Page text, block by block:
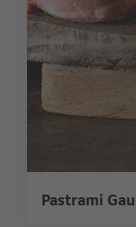
Pastrami